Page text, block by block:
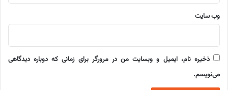
وب‌ سایت
ذخیره نام، ایمیل و وبسایت من در مرورگر برای زمانی که دوباره دیدگاهی
می‌نویسم.